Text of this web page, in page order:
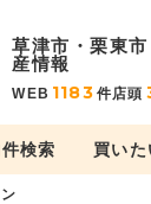
草津市・栗東市
産情報
WEB 1183 件店頭
検索 買い